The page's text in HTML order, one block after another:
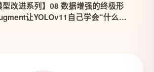
型改进系列】08 数据增强的终极形
让YOLOv11自己学会“什么数